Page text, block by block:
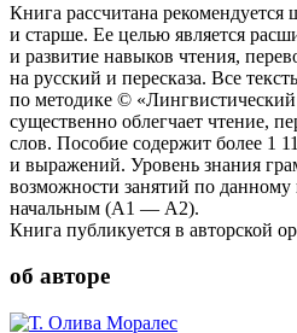
Книга рассчитана
и старше. Ее целью является
и развитие навыков чтения,
на русский и пересказа. Все
по методике ©
существенно облегчает чтение,
слов. Пособие содержит более 1
и выражений. Уровень знания
возможности занятий по данному
начальным (А1 — А2).
Книга публикуется в авторской
об авторе